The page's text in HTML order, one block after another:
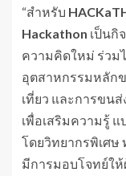
“สำหรับ
Hackathon เป็นกิ
ความคิดใหม่ ร่วม
อุตสาหกรรมหลักข
เที่ยว และการขน
เพื่อเสริมความรู้
โดยวิทยากรพิเศษ
มีการมอบโจทย์ใ